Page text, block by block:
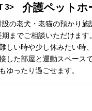
3> 介護ペットホ
の老犬・老猫の預かり
までご相談いただけます。
しい時や少し休みたい時
した部屋と運動スペース
ゆったり過ごせます。